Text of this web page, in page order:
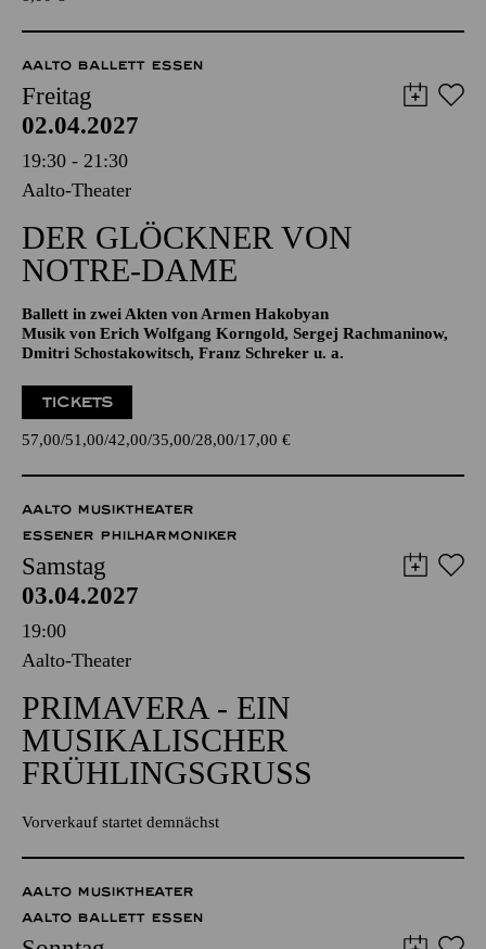
8,00 €
AALTO BALLETT ESSEN
Freitag
02.04.2027
19:30 - 21:30
Aalto-Theater
DER GLÖCKNER­ VON
NOTRE-DAME
Musik von Erich Wolfgang Korngold, Sergej Rachmaninow,
Dmitri Schostakowitsch, Franz Schreker u. a.
57,00 51,00 42,00 35,00
AALTO MUSIKTHEATER
ESSENER PHILHARMONIKER
Samstag
03.04.2027
19:00
Aalto-Theater
PRIMAVERA - EIN
FRÜHLINGSGRUSS
Vorverkauf startet demnächst